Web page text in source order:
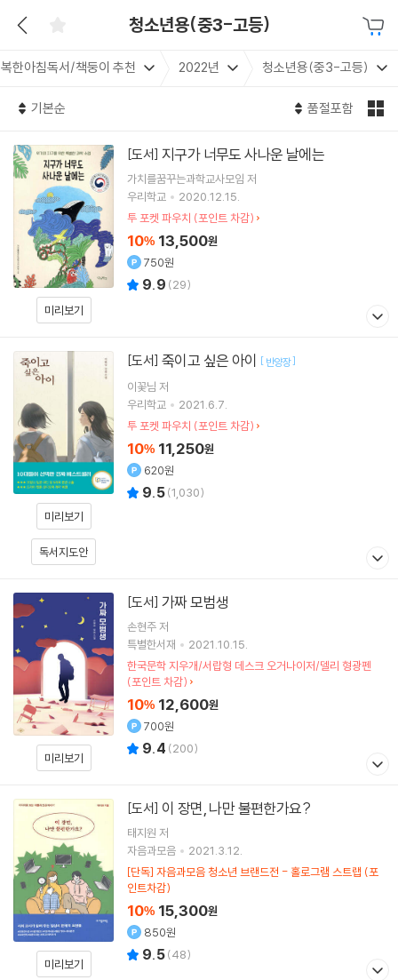
청소년용(중3-고등)
한아침독서/책둥이 추천 2022년 청소년용(중3-고등)
기본순 품절포함
미리보기
[도서] 지구가 너무도 사나운 날에는
가치를꿈꾸는과학교사모임 저
우리학교
2020.12.15.
투 포켓 파우치 (포인트 차감)
10% 13,500원
750원
9.9 (29)
미리보기
독서지도안
[도서] 죽이고 싶은 아이 [ 반양장]
이꽃님 저
우리학교
2021.6.7.
투 포켓 파우치 (포인트 차감)
10% 11,250원
620원
9.5(1,030)
미리보기
[도서] 가짜 모범생
손현주저
특별한서재
2021.10.15.
한국문학 지우개/서랍형 데스크 오거나이저/델리 형광펜
(포인트 차감)
10% 12,600원
700원
9.4 (200)
미리보기
[도서] 이 장면, 나만 불편한가요?
태지원 저
자음과모음
2021.3.12.
[단독] 자음과모음 청소년 브랜드전 - 홀로그램 스트랩 (포
인트차감)
10% 15,300원
850원
9.5(48)